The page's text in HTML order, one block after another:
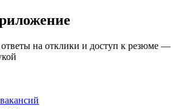
на отклики и доступ к резюме —